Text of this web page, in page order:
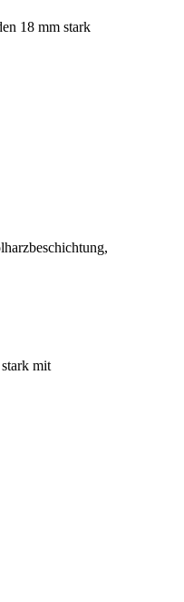
18 mm stark
mit